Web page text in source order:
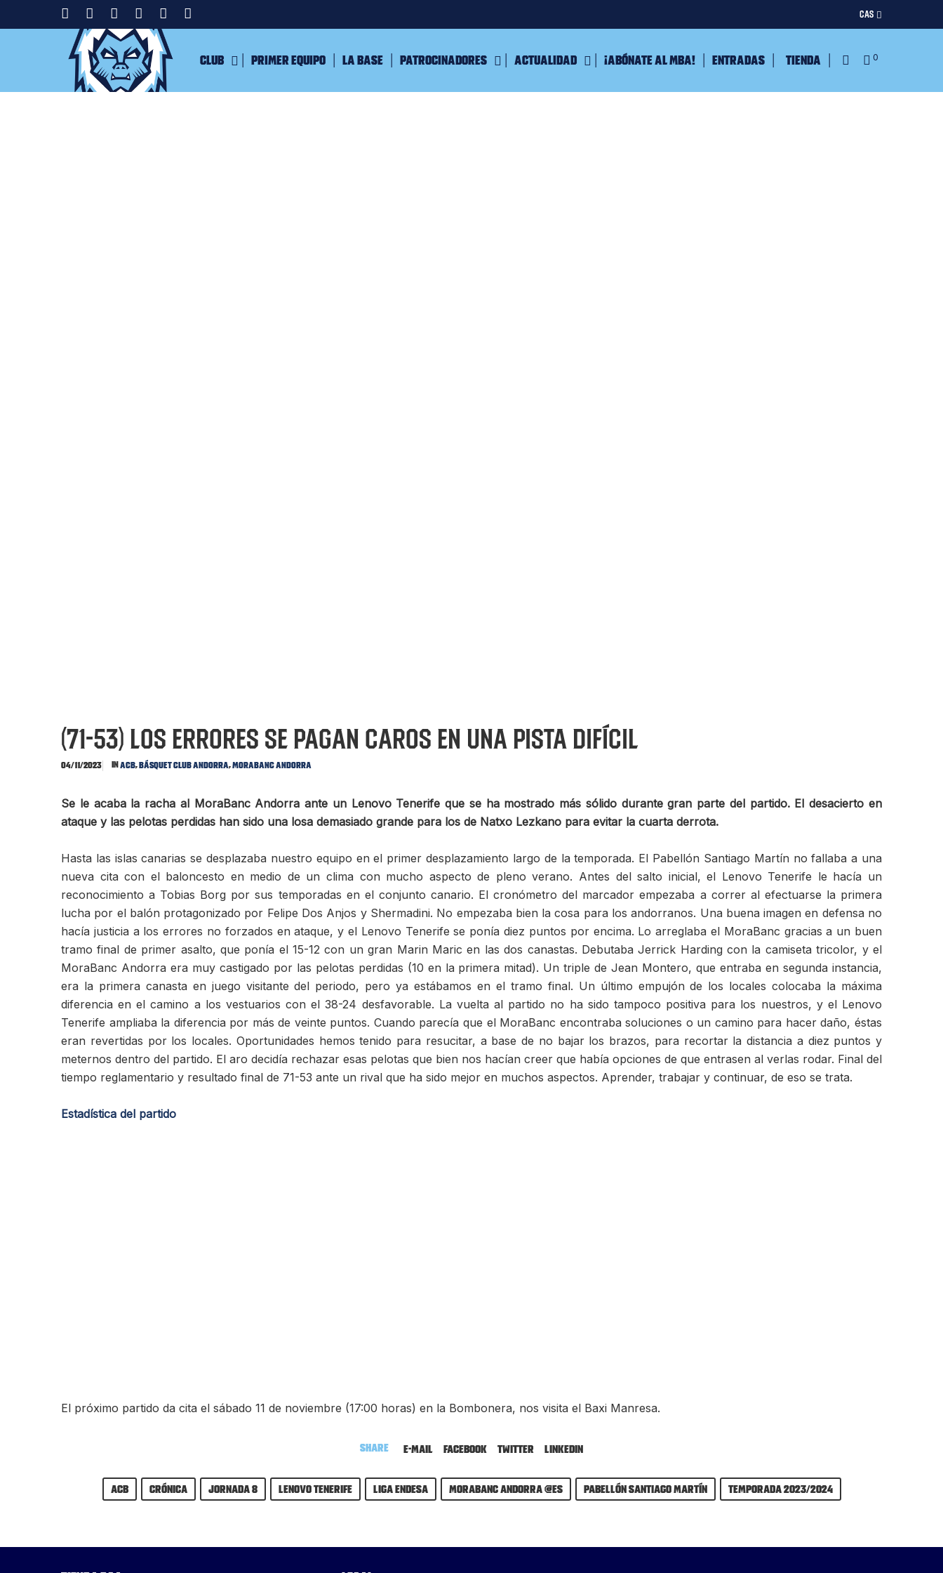
CAS
0
Club Primer equipo La Base Patrocinadores Actualidad ¡Abónate al MBA! Entradas Tienda
(71-53) Los errores se pagan caros en una pista difícil
04/11/2023 InACB,Básquet Club Andorra,MoraBanc Andorra
Se le acaba la racha al MoraBanc Andorra ante un Lenovo Tenerife que se ha mostrado más sólido durante gran parte del partido. El desacierto en
ataque y las pelotas perdidas han sido una losa demasiado grande para los de Natxo Lezkano para evitar la cuarta derrota.
Hasta las islas canarias se desplazaba nuestro equipo en el primer desplazamiento largo de la temporada. El Pabellón Santiago Martín no fallaba a una
nueva cita con el baloncesto en medio de un clima con mucho aspecto de pleno verano. Antes del salto inicial, el Lenovo Tenerife le hacía un
reconocimiento a Tobias Borg por sus temporadas en el conjunto canario. El cronómetro del marcador empezaba a correr al efectuarse la primera
lucha por el balón protagonizado por Felipe Dos Anjos y Shermadini. No empezaba bien la cosa para los andorranos. Una buena imagen en defensa no
hacía justicia a los errores no forzados en ataque, y el Lenovo Tenerife se ponía diez puntos por encima. Lo arreglaba el MoraBanc gracias a un buen
tramo final de primer asalto, que ponía el 15-12 con un gran Marin Maric en las dos canastas. Debutaba Jerrick Harding con la camiseta tricolor, y el
MoraBanc Andorra era muy castigado por las pelotas perdidas (10 en la primera mitad). Un triple de Jean Montero, que entraba en segunda instancia,
era la primera canasta en juego visitante del periodo, pero ya estábamos en el tramo final. Un último empujón de los locales colocaba la máxima
diferencia en el camino a los vestuarios con el 38-24 desfavorable. La vuelta al partido no ha sido tampoco positiva para los nuestros, y el Lenovo
Tenerife ampliaba la diferencia por más de veinte puntos. Cuando parecía que el MoraBanc encontraba soluciones o un camino para hacer daño, éstas
eran revertidas por los locales. Oportunidades hemos tenido para resucitar, a base de no bajar los brazos, para recortar la distancia a diez puntos y
meternos dentro del partido. El aro decidía rechazar esas pelotas que bien nos hacían creer que había opciones de que entrasen al verlas rodar. Final del
tiempo reglamentario y resultado final de 71-53 ante un rival que ha sido mejor en muchos aspectos. Aprender, trabajar y continuar, de eso se trata.
Estadística del partido
El próximo partido da cita el sábado 11 de noviembre (17:00 horas) en la Bombonera, nos visita el Baxi Manresa.
Share E-mail Facebook Twitter LinkedIn
ACB Crónica Jornada 8 Lenovo Tenerife Liga Endesa MoraBanc Andorra @es Pabellón Santiago Martín Temporada 2023/2024